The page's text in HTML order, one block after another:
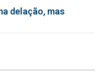
delação, mas